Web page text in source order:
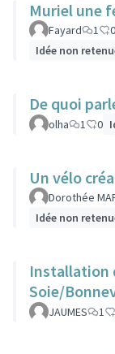
Muriel une
Fayard 1
0
Idée non
De quoi
olha 1 0
Un vélo
Dorothée
Idée non
Installation
Soie/
JAUMES 1